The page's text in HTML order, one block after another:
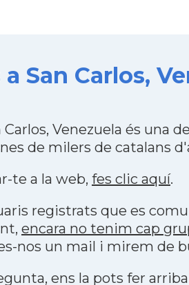
a San Carlos,
Carlos, Venezuela és una
de milers de catalans
te a la web, fes clic aquí.
registrats que es
encara no tenim cap
nos un mail i mirem de
ens la pots fer